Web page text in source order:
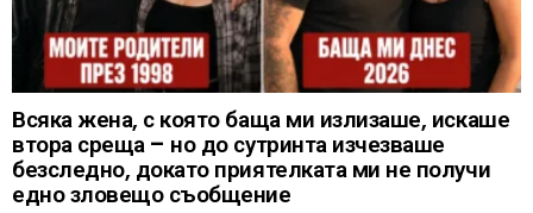
Всяка жена, с която баща ми излизаше, искаше
втора среща – но до сутринта изчезваше
безследно, докато приятелката ми не получи
едно зловещо съобщение